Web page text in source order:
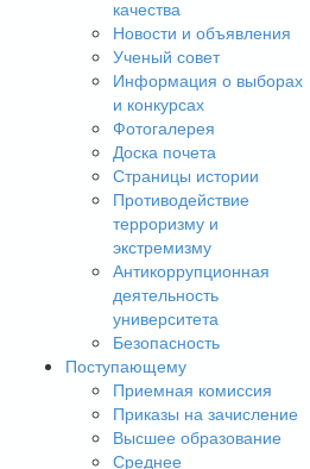
качества
Новости и объявления
Ученый совет
Информация о выборах
и конкурсах
Фотогалерея
Доска почета
Страницы истории
Противодействие
терроризму и
экстремизму
Антикоррупционная
деятельность
университета
Безопасность
Поступающему
Приемная комиссия
Приказы на зачисление
Высшее образование
Среднее